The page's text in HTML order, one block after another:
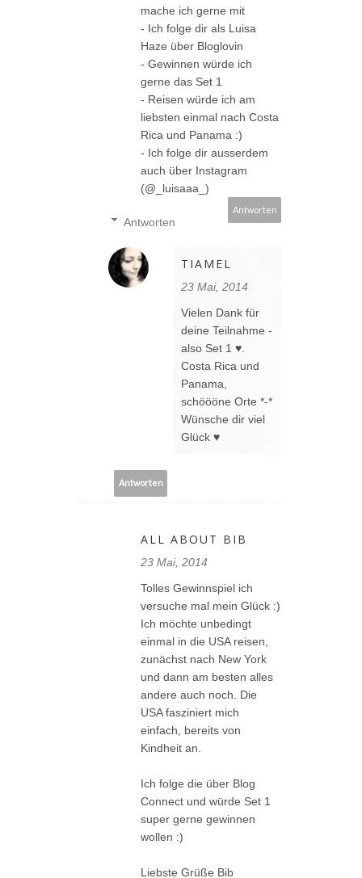
mache ich gerne mit
- Ich folge dir als Luisa
Haze über Bloglovin
- Gewinnen würde ich
gerne das Set 1
- Reisen würde ich am
liebsten einmal nach Costa
Rica und Panama :)
- Ich folge dir ausserdem
auch über Instagram
(@_luisaaa_)
Antworten
Antworten
TIAMEL
23 Mai, 2014
Vielen Dank für
deine Teilnahme -
also Set 1 ♥.
Costa Rica und
Panama,
schöööne Orte *-*
Wünsche dir viel
Glück ♥
Antworten
ALL ABOUT BIB
23 Mai, 2014
Tolles Gewinnspiel ich
versuche mal mein Glück :)
Ich möchte unbedingt
einmal in die USA reisen,
zunächst nach New York
und dann am besten alles
andere auch noch. Die
USA fasziniert mich
einfach, bereits von
Kindheit an.
Ich folge die über Blog
Connect und würde Set 1
super gerne gewinnen
wollen :)
Liebste Grüße Bib